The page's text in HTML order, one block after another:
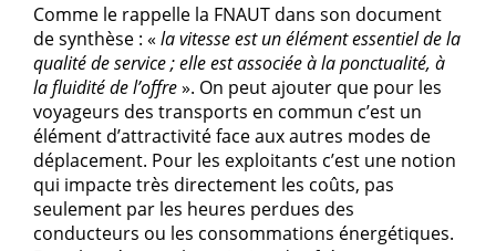
Comme le rappelle la FNAUT dans son document
de synthèse : « la vitesse est un élément essentiel de la
qualité de service ; elle est associée à la ponctualité, à
la fluidité de l’offre». On peut ajouter que pour les
voyageurs des transports en commun c’est un
élément d’attractivité face aux autres modes de
déplacement. Pour les exploitants c’est une notion
qui impacte très directement les coûts, pas
seulement par les heures perdues des
conducteurs ou les consommations énergétiques.